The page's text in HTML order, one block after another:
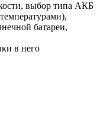
выбор типа АКБ
батареи,
в него